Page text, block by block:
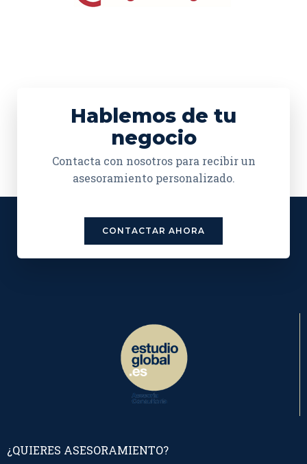
Hablemos de tu
negocio
Contacta con nosotros para recibir un
asesoramiento personalizado.
CONTACTAR AHORA
¿QUIERES ASESORAMIENTO?